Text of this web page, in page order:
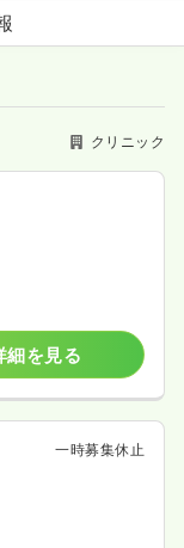
クリニック
細を見る
一時募集休止